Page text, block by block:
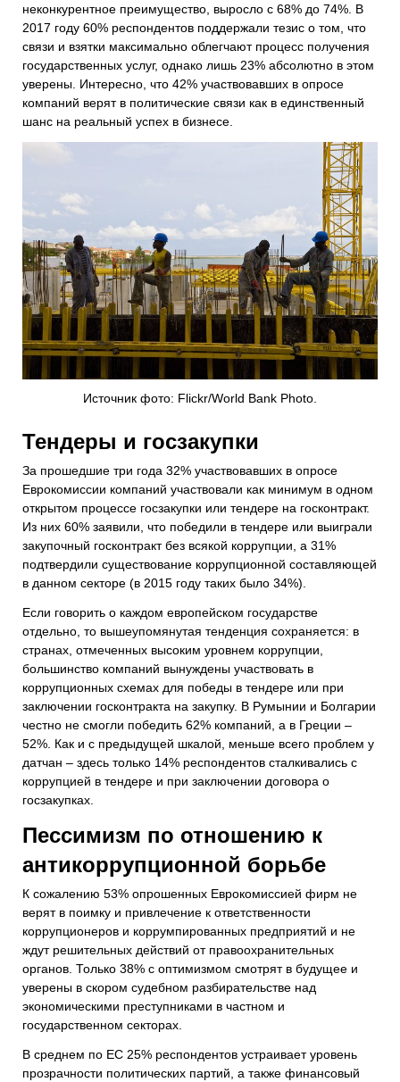
неконкурентное преимущество, выросло с 68% до 74%. В
2017 году 60% респондентов поддержали тезис о том, что
связи и взятки максимально облегчают процесс получения
государственных услуг, однако лишь 23% абсолютно в этом
уверены. Интересно, что 42% участвовавших в опросе
компаний верят в политические связи как в единственный
шанс на реальный успех в бизнесе.
Источник фото: Flickr/World Bank Photo.
Тендеры и госзакупки
За прошедшие три года 32% участвовавших в опросе
Еврокомиссии компаний участвовали как минимум в одном
открытом процессе госзакупки или тендере на госконтракт.
Из них 60% заявили, что победили в тендере или выиграли
закупочный госконтракт без всякой коррупции, а 31%
подтвердили существование коррупционной составляющей
в данном секторе (в 2015 году таких было 34%).
Если говорить о каждом европейском государстве
отдельно, то вышеупомянутая тенденция сохраняется: в
странах, отмеченных высоким уровнем коррупции,
большинство компаний вынуждены участвовать в
коррупционных схемах для победы в тендере или при
заключении госконтракта на закупку. В Румынии и Болгарии
честно не смогли победить 62% компаний, а в Греции –
52%. Как и с предыдущей шкалой, меньше всего проблем у
датчан – здесь только 14% респондентов сталкивались с
коррупцией в тендере и при заключении договора о
госзакупках.
Пессимизм по отношению к
антикоррупционной борьбе
К сожалению 53% опрошенных Еврокомиссией фирм не
верят в поимку и привлечение к ответственности
коррупционеров и коррумпированных предприятий и не
ждут решительных действий от правоохранительных
органов. Только 38% с оптимизмом смотрят в будущее и
уверены в скором судебном разбирательстве над
экономическими преступниками в частном и
государственном секторах.
В среднем по ЕС 25% респондентов устраивает уровень
прозрачности политических партий, а также финансовый